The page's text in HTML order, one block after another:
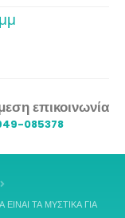
επικοινωνία
085378
ΤΑ ΜΥΣΤΙΚΆ ΓΙΑ